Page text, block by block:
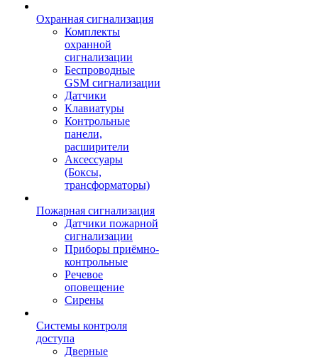
Охранная сигнализация
Комплекты
охранной
сигнализации
Беспроводные
GSM сигнализации
Датчики
Клавиатуры
Контрольные
панели,
расширители
Аксессуары
(Боксы,
трансформаторы)
Пожарная сигнализация
Датчики пожарной
сигнализации
Приборы приёмно-
контрольные
Речевое
оповещение
Сирены
Системы контроля
доступа
Дверные